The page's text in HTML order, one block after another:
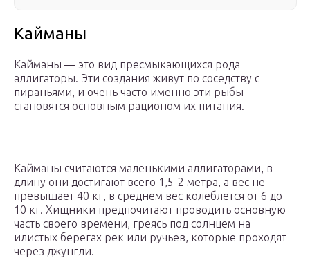
Кайманы
Кайманы — это вид пресмыкающихся рода
аллигаторы. Эти создания живут по соседству с
пираньями, и очень часто именно эти рыбы
становятся основным рационом их питания.
Кайманы считаются маленькими аллигаторами, в
длину они достигают всего 1,5-2 метра, а вес не
превышает 40 кг, в среднем вес колеблется от 6 до
10 кг. Хищники предпочитают проводить основную
часть своего времени, греясь под солнцем на
илистых берегах рек или ручьев, которые проходят
через джунгли.